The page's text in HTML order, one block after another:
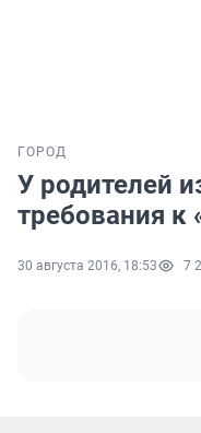
ГОРОД
У родителей
требования
30 августа 2016, 18:53 7